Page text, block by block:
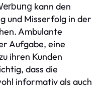
kann den
und Misserfolg in der
Ambulante
Aufgabe, eine
ihren Kunden
dass die
informativ als auch